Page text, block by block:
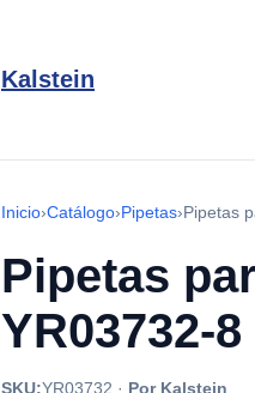
Kalstein
Inicio›Catálogo›Pipetas›Pipetas
Pipetas
YR03732-8
SKU:YR03732 · Por Kalstein